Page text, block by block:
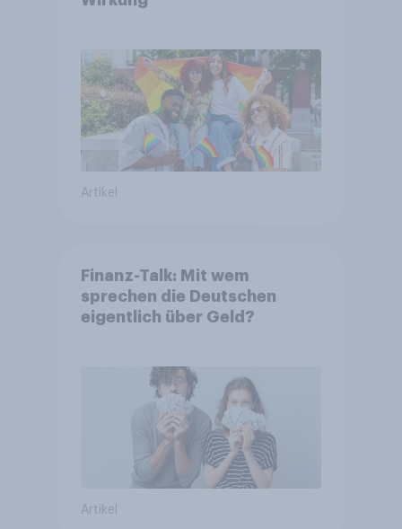
Artikel
Finanz-Talk: Mit wem
sprechen die Deutschen
eigentlich über Geld?
Artikel